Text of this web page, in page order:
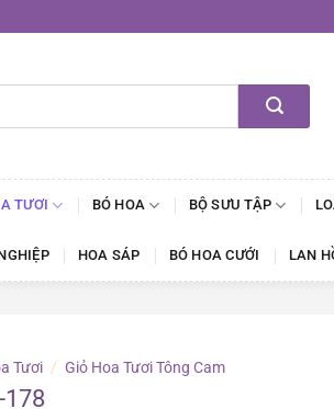
TƯƠI BÓ HOA BỘ SƯU TẬP
HOA SÁP BÓ HOA CƯỚI LAN
Tươi / Giỏ Hoa Tươi Tông Cam